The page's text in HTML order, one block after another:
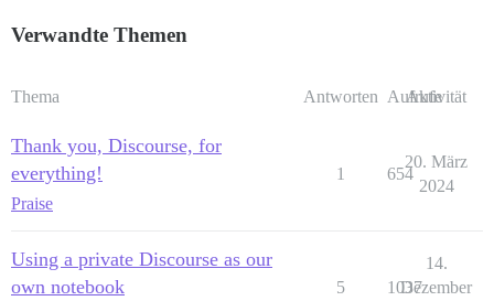
Verwandte Themen
Thema Antworten Aufrufe
Aktivität
Thank you, Discourse, for
everything!
Praise
1 654
20. März
2024
Using a private Discourse as our
own notebook
5 1037
14.
Dezember